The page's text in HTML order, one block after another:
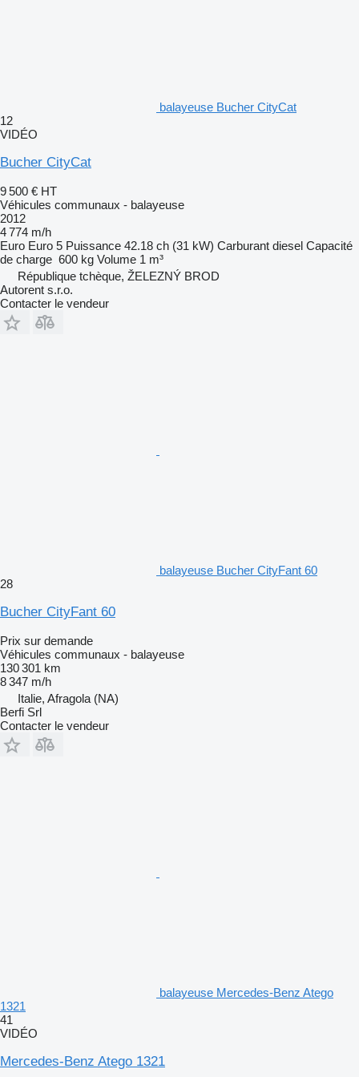
balayeuse Bucher CityCat
12
VIDÉO
Bucher CityCat
9 500 € HT
Véhicules communaux - balayeuse
2012
4 774 m/h
Euro Euro 5 Puissance 42.18 ch (31 kW) Carburant diesel Capacité
de charge 600 kg Volume 1 m³
République tchèque, ŽELEZNÝ BROD
Autorent s.r.o.
Contacter le vendeur
balayeuse Bucher CityFant 60
28
Bucher CityFant 60
Prix sur demande
Véhicules communaux - balayeuse
130 301 km
8 347 m/h
Italie, Afragola (NA)
Berfi Srl
Contacter le vendeur
balayeuse Mercedes-Benz Atego
1321
41
VIDÉO
Mercedes-Benz Atego 1321